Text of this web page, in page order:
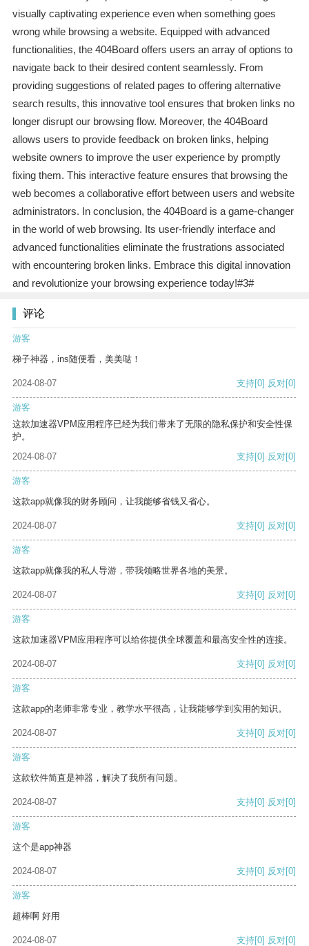
visually captivating experience even when something goes
wrong while browsing a website. Equipped with advanced
functionalities, the 404Board offers users an array of options to
navigate back to their desired content seamlessly. From
providing suggestions of related pages to offering alternative
search results, this innovative tool ensures that broken links no
longer disrupt our browsing flow. Moreover, the 404Board
allows users to provide feedback on broken links, helping
website owners to improve the user experience by promptly
fixing them. This interactive feature ensures that browsing the
web becomes a collaborative effort between users and website
administrators. In conclusion, the 404Board is a game-changer
in the world of web browsing. Its user-friendly interface and
advanced functionalities eliminate the frustrations associated
with encountering broken links. Embrace this digital innovation
and revolutionize your browsing experience today!#3#
评论
游客
梯子神器，ins随便看，美美哒！
2024-08-07 支持[0] 反对[0]
游客
这款加速器VPM应用程序已经为我们带来了无限的隐私保护和安全性保
护。
2024-08-07
支持[0] 反对[0]
游客
这款app就像我的财务顾问，让我能够省钱又省心。
2024-08-07 支持[0] 反对[0]
游客
这款app就像我的私人导游，带我领略世界各地的美景。
2024-08-07 支持[0] 反对[0]
游客
这款加速器VPM应用程序可以给你提供全球覆盖和最高安全性的连接。
2024-08-07 支持[0] 反对[0]
游客
这款app的老师非常专业，教学水平很高，让我能够学到实用的知识。
2024-08-07 支持[0] 反对[0]
游客
这款软件简直是神器，解决了我所有问题。
2024-08-07 支持[0] 反对[0]
游客
这个是app神器
2024-08-07 支持[0] 反对[0]
游客
超棒啊 好用
2024-08-07 支持[0] 反对[0]